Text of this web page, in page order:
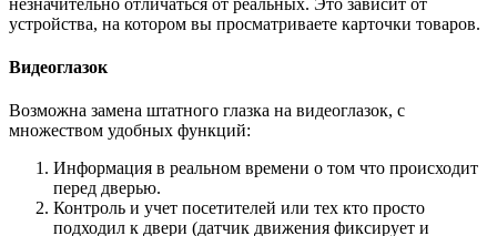
устройства, на котором вы просматриваете карточки товаров.
Видеоглазок
Возможна замена штатного глазка на видеоглазок, с
множеством удобных функций:
Информация в реальном времени о том что происходит
перед дверью.
Контроль и учет посетителей или тех кто просто
подходил к двери (датчик движения фиксирует и